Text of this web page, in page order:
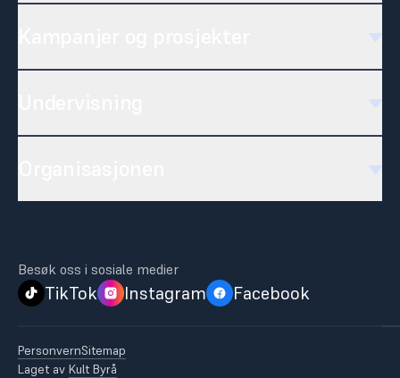
Besøk oss i sosiale medier
TikTok Instagram Facebook
PersonvernSitemap
Laget av Kult Byrå